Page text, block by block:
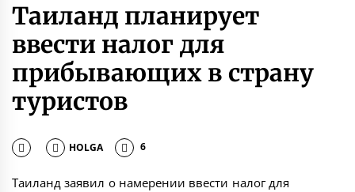
Таиланд планирует
ввести налог для
прибывающих в страну
туристов
HOLGA 6
Таиланд заявил о намерении ввести налог для